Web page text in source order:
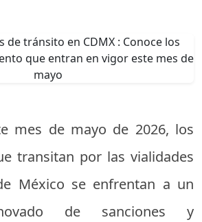
mes de mayo de 2026, los
transitan por las vialidades
México se enfrentan a un
de sanciones y